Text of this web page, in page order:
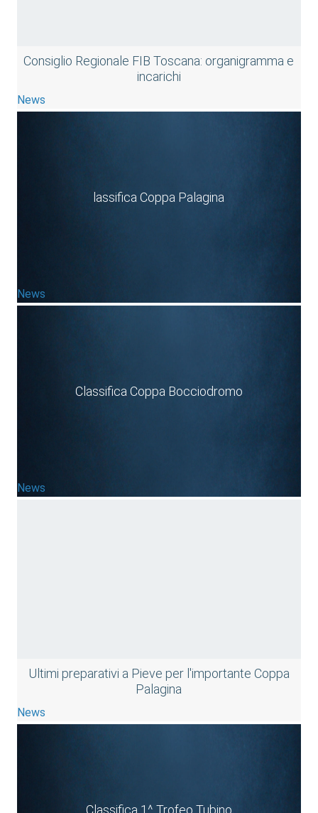
Consiglio Regionale FIB Toscana: organigramma e
incarichi
News
lassifica Coppa Palagina
News
Classifica Coppa Bocciodromo
News
Ultimi preparativi a Pieve per l'importante Coppa
Palagina
News
Classifica 1^ Trofeo Tubino